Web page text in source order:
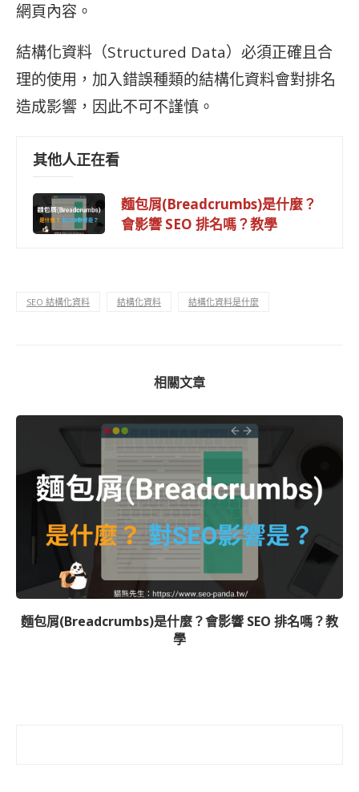
網頁內容。
結構化資料（Structured Data）必須正確且合
理的使用，加入錯誤種類的結構化資料會對排名
造成影響，因此不可不謹慎。
其他人正在看
麵包屑(Breadcrumbs)是什麼？
會影響 SEO 排名嗎？教學
SEO 結構化資料 結構化資料 結構化資料是什麼
相關文章
麵包屑(Breadcrumbs)是什麼？會影響 SEO 排名嗎？教
學